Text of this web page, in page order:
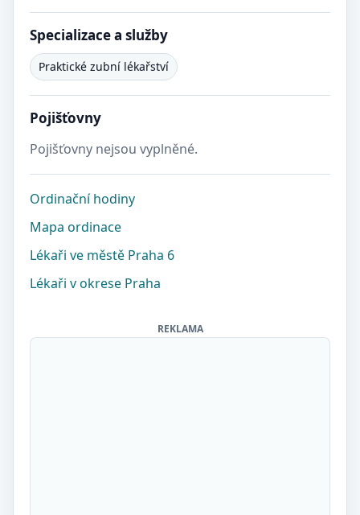
Specializace a služby
Praktické zubní lékařství
Pojišťovny
Pojišťovny nejsou vyplněné.
Ordinační hodiny
Mapa ordinace
Lékaři ve městě Praha 6
Lékaři v okrese Praha
REKLAMA